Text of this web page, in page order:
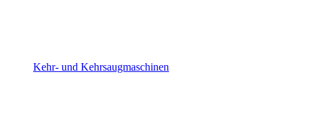
Kehr- und Kehrsaugmaschinen